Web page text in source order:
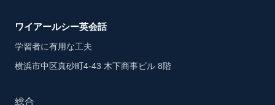
ワイアールシー英会話
学習者に有用な工夫
横浜市中区真砂町4-43 木下商事ビル 8階
総合